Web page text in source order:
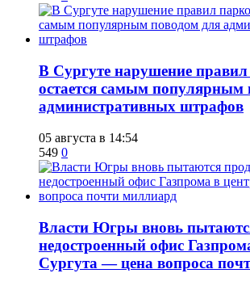
В Сургуте нарушение
остается самым популярным
административных штрафов
05 августа в 14:54
549 0
Власти Югры вновь
недостроенный офис
Сургута — цена вопроса